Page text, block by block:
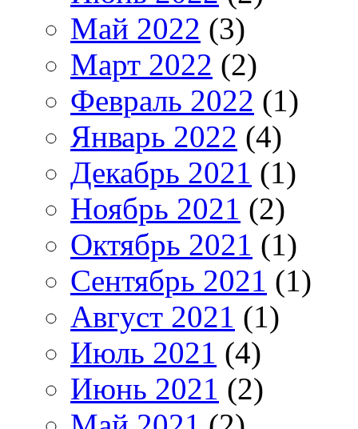
Май 2022 (3)
Март 2022 (2)
Февраль 2022 (1)
Январь 2022 (4)
Декабрь 2021 (1)
Ноябрь 2021 (2)
Октябрь 2021 (1)
Сентябрь 2021 (1)
Август 2021 (1)
Июль 2021 (4)
Июнь 2021 (2)